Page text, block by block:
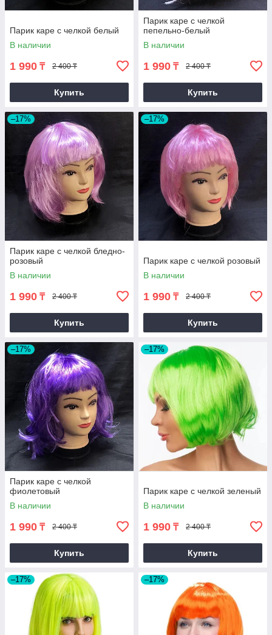
Парик каре с челкой белый
В наличии
1 990 ₸ 2 400 ₸
Купить
Парик каре с челкой
пепельно-белый
В наличии
1 990 ₸ 2 400 ₸
Купить
–17%
Парик каре с челкой бледно-
розовый
В наличии
1 990 ₸ 2 400 ₸
Купить
–17%
Парик каре с челкой розовый
В наличии
1 990 ₸ 2 400 ₸
Купить
–17%
Парик каре с челкой
фиолетовый
В наличии
1 990 ₸ 2 400 ₸
Купить
–17%
Парик каре с челкой зеленый
В наличии
1 990 ₸ 2 400 ₸
Купить
–17% –17%